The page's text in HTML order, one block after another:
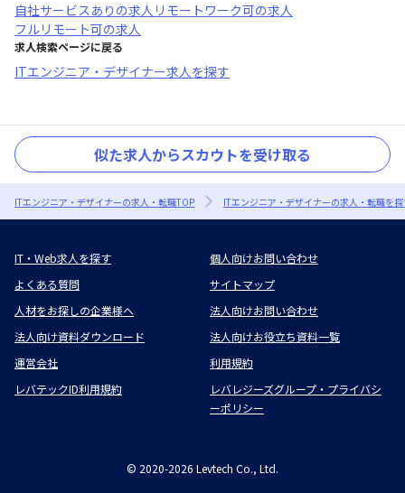
自社サービスあり の求人 リモートワーク可の求人
フルリモート可の求人
求人検索ページに戻る
ITエンジニア・デザイナー求人を探す
似た求人からスカウトを受け取る
ITエンジニア・デザイナーの求人・転職TOP ITエンジニア・デザイナーの求人・転職を
IT・Web求人を探す
個人向けお問い合わせ
よくある質問
サイトマップ
人材をお探しの企業様へ
法人向けお問い合わせ
法人向け資料ダウンロード
法人向けお役立ち資料一覧
運営会社
利用規約
レバテックID利用規約
レバレジーズグループ・プライバシ
ーポリシー
© 2020-2026 Levtech Co., Ltd.